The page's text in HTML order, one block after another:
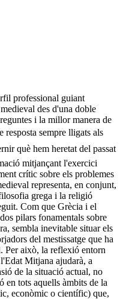
professional guiant
des d'una doble
i la millor manera de
sempre lligats als
què hem heretat del passat
mitjançant l'exercici
crític sobre els problemes
representa, en conjunt,
grega i la religió
Com que Grècia i el
pilars fonamentals sobre
sembla inevitable situar els
del mestissatge que ha
Per això, la reflexió entorn
Mitjana ajudarà, a
de la situació actual, no
en tots aquells àmbits de la
econòmic o científic) que,